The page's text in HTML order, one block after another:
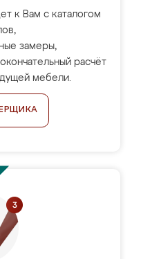
к Вам с каталогом
замеры,
расчёт
мебели.